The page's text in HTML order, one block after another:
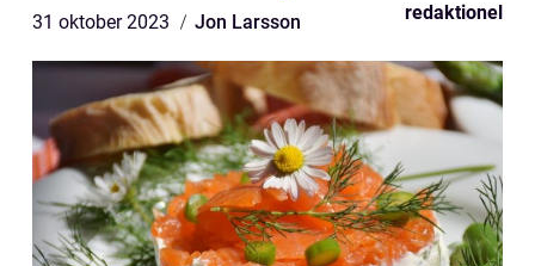
31 oktober 2023 Jon Larsson redaktionel